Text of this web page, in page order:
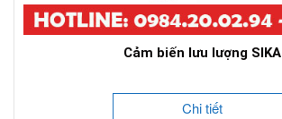
Cảm biến lưu lượng SIKA
Chi tiết